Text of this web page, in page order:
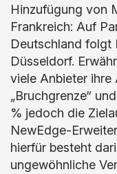
Hinzufügung von
Frankreich: Auf
Deutschland folgt
Düsseldorf.
viele Anbieter ihre
„Bruchgrenze“
% jedoch die
NewEdge-
hierfür besteht
ungewöhnliche